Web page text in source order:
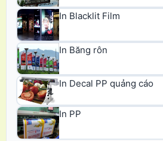
In Blacklit Film
In Băng rôn
In Decal PP quảng cáo
In PP